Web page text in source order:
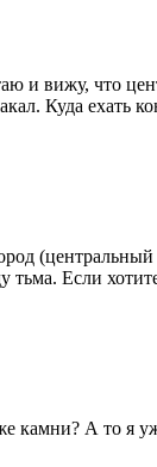
и вижу, что
Куда ехать
тьма. Если
камни? А то я